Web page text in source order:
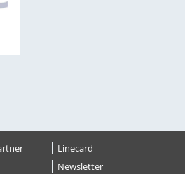
Linecard
Newsletter